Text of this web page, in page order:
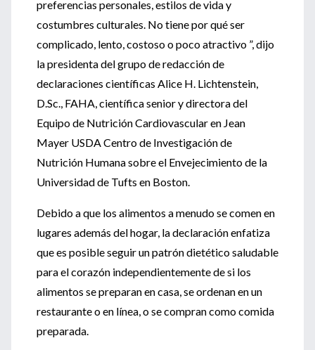
preferencias personales, estilos de vida y
costumbres culturales. No tiene por qué ser
complicado, lento, costoso o poco atractivo ”, dijo
la presidenta del grupo de redacción de
declaraciones científicas Alice H. Lichtenstein,
D.Sc., FAHA, científica senior y directora del
Equipo de Nutrición Cardiovascular en Jean
Mayer USDA Centro de Investigación de
Nutrición Humana sobre el Envejecimiento de la
Universidad de Tufts en Boston.
Debido a que los alimentos a menudo se comen en
lugares además del hogar, la declaración enfatiza
que es posible seguir un patrón dietético saludable
para el corazón independientemente de si los
alimentos se preparan en casa, se ordenan en un
restaurante o en línea, o se compran como comida
preparada.